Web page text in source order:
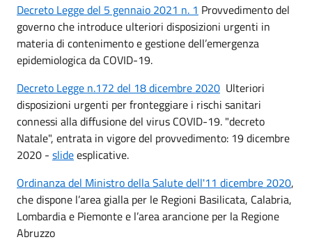
Decreto Legge del 5 gennaio 2021 n. 1 Provvedimento del
governo che introduce ulteriori disposizioni urgenti in
materia di contenimento e gestione dell’emergenza
epidemiologica da COVID-19.
Decreto Legge n.172 del 18 dicembre 2020 Ulteriori
disposizioni urgenti per fronteggiare i rischi sanitari
connessi alla diffusione del virus COVID-19. "decreto
Natale", entrata in vigore del provvedimento: 19 dicembre
2020 - slideesplicative.
Ordinanza del Ministro della Salute dell'11 dicembre 2020,
che dispone l’area gialla per le Regioni Basilicata, Calabria,
Lombardia e Piemonte e l’area arancione per la Regione
Abruzzo